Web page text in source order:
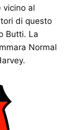
vicino al
di questo
Butti. La
Normal